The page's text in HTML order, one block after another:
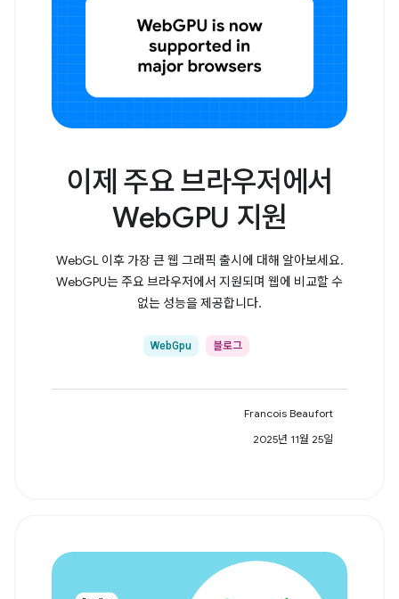
이제 주요 브라우저에서
WebGPU 지원
WebGL 이후 가장 큰 웹 그래픽 출시에 대해 알아보세요.
WebGPU는 주요 브라우저에서 지원되며 웹에 비교할 수
없는 성능을 제공합니다.
WebGpu 블로그
Francois Beaufort
2025년 11월 25일